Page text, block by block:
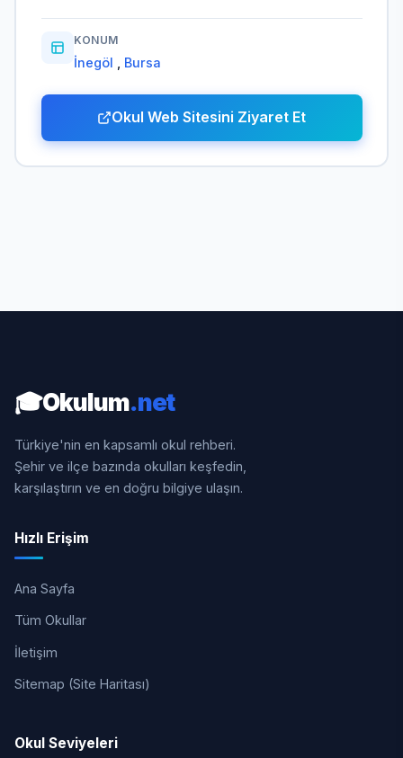
KONUM
İnegöl Bursa
Okul Web Sitesini Ziyaret Et
🎓Okulum.net
Türkiye'nin en kapsamlı okul rehberi.
Şehir ve ilçe bazında okulları keşfedin,
karşılaştırın ve en doğru bilgiye ulaşın.
Hızlı Erişim
Ana Sayfa
Tüm Okullar
İletişim
Sitemap (Site Haritası)
Okul Seviyeleri